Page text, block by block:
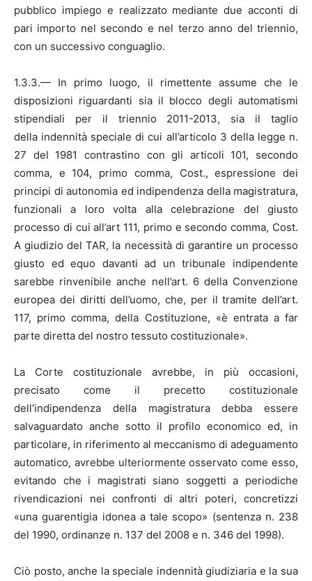
pubblico impiego e realizzato mediante due acconti di
pari importo nel secondo e nel terzo anno del triennio,
con un successivo conguaglio.
1.3.3.— In primo luogo, il rimettente assume che le
disposizioni riguardanti sia il blocco degli automatismi
stipendiali per il triennio 2011-2013, sia il taglio
della indennità speciale di cui all’articolo 3 della legge n.
27 del 1981 contrastino con gli articoli 101, secondo
comma, e 104, primo comma, Cost., espressione dei
principi di autonomia ed indipendenza della magistratura,
funzionali a loro volta alla celebrazione del giusto
processo di cui all’art 111, primo e secondo comma, Cost.
A giudizio del TAR, la necessità di garantire un processo
giusto ed equo davanti ad un tribunale indipendente
sarebbe rinvenibile anche nell’art. 6 della Convenzione
europea dei diritti dell’uomo, che, per il tramite dell’art.
117, primo comma, della Costituzione, «è entrata a far
parte diretta del nostro tessuto costituzionale».
La Corte costituzionale avrebbe, in più occasioni,
precisato come il precetto costituzionale
dell’indipendenza della magistratura debba essere
salvaguardato anche sotto il profilo economico ed, in
particolare, in riferimento al meccanismo di adeguamento
automatico, avrebbe ulteriormente osservato come esso,
evitando che i magistrati siano soggetti a periodiche
rivendicazioni nei confronti di altri poteri, concretizzi
«una guarentigia idonea a tale scopo» (sentenza n. 238
del 1990, ordinanze n. 137 del 2008 e n. 346 del 1998).
Ciò posto, anche la speciale indennità giudiziaria e la sua